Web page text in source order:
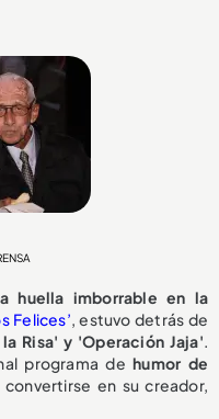
huella imborrable en la
Felices’, estuvo detrás de
Risa' y 'Operación Jaja'.
programa dehumor de
en su creador,